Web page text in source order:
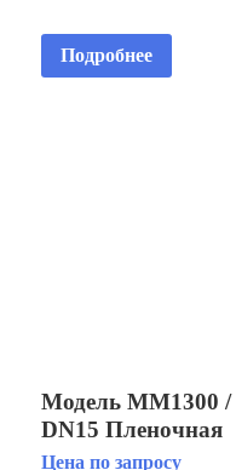
Подробнее
Модель MM1300 /
DN15 Пленочная
фонтанная насадка
Цена по запросу